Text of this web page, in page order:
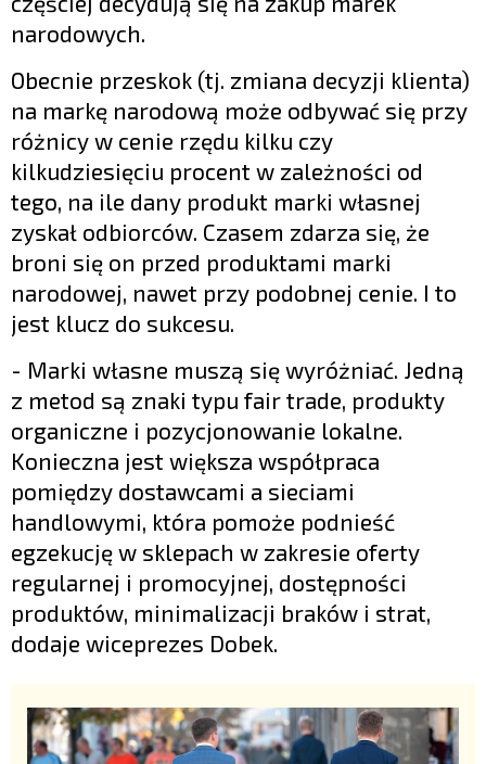
narodowych.
Obecnie przeskok (tj. zmiana decyzji klienta)
na markę narodową może odbywać się przy
różnicy w cenie rzędu kilku czy
kilkudziesięciu procent w zależności od
tego, na ile dany produkt marki własnej
zyskał odbiorców. Czasem zdarza się, że
broni się on przed produktami marki
narodowej, nawet przy podobnej cenie. I to
jest klucz do sukcesu.
- Marki własne muszą się wyróżniać. Jedną
z metod są znaki typu fair trade, produkty
organiczne i pozycjonowanie lokalne.
Konieczna jest większa współpraca
pomiędzy dostawcami a sieciami
handlowymi, która pomoże podnieść
egzekucję w sklepach w zakresie oferty
regularnej i promocyjnej, dostępności
produktów, minimalizacji braków i strat,
dodaje wiceprezes Dobek.